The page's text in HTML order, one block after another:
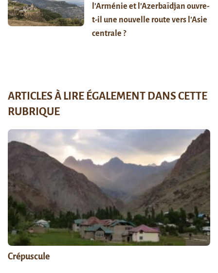
l’Arménie et l’Azerbaïdjan ouvre-
t-il une nouvelle route vers l’Asie
centrale ?
ARTICLES À LIRE ÉGALEMENT DANS CETTE
RUBRIQUE
Crépuscule